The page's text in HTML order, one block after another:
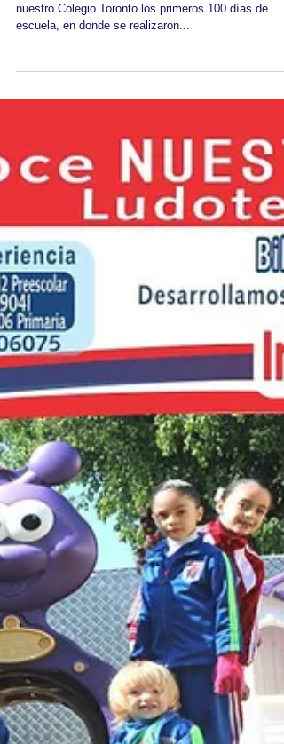
Festejo de los 100 días
El pasado viernes 1° de Febrero celebramos en